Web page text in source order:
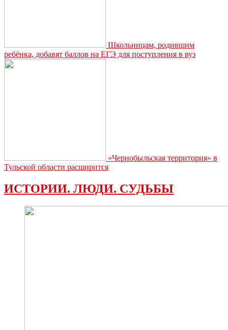
Школьницам, родившим
ребёнка, добавят баллов на ЕГЭ для поступления в вуз
«Чернобыльская территория» в
Тульской области расширится
ИСТОРИИ. ЛЮДИ. СУДЬБЫ